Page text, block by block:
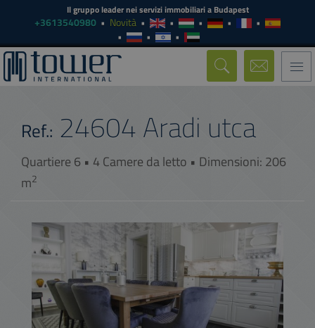
Il gruppo leader nei servizi immobiliari a Budapest
+3613540980 Novità
Aradi utca
Ref.: 24604
Quartiere 6 • 4 Camere da letto • Dimensioni: 206
m2